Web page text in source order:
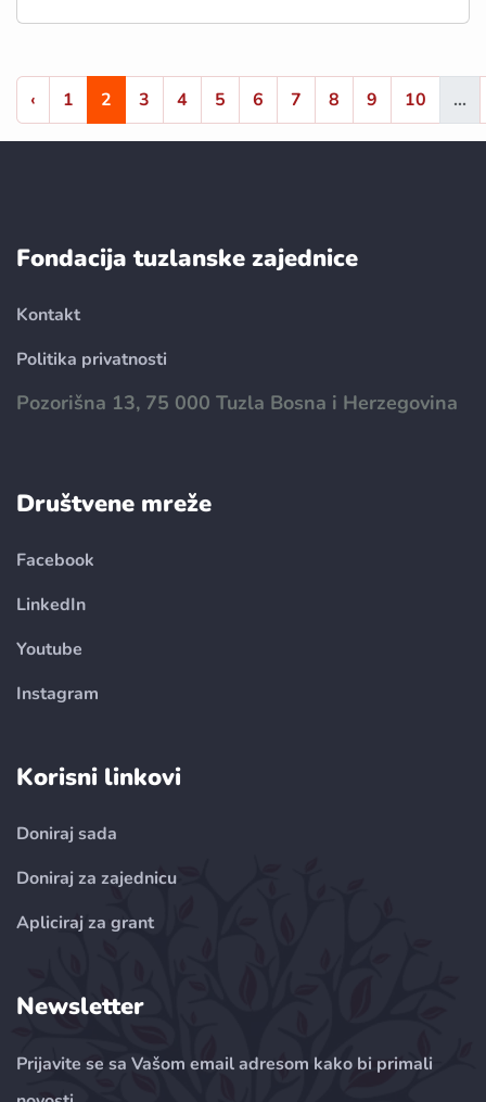
‹ 1 2 3 4 5 6 7 8 9 10 ...
Fondacija tuzlanske zajednice
Kontakt
Politika privatnosti
Pozorišna 13, 75 000 Tuzla Bosna i Herzegovina
Društvene mreže
Facebook
LinkedIn
Youtube
Instagram
Korisni linkovi
Doniraj sada
Doniraj za zajednicu
Apliciraj za grant
Newsletter
Prijavite se sa Vašom email adresom kako bi primali